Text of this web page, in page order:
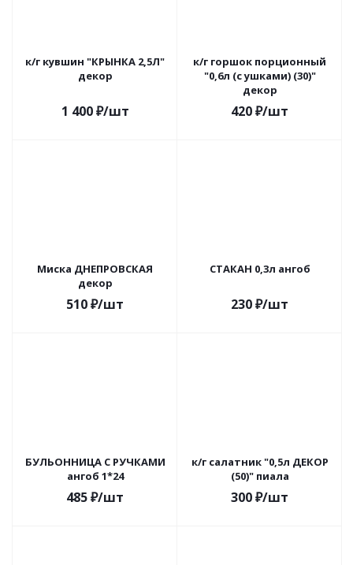
к/г кувшин "КРЫНКА 2,5Л"
декор
1 400₽/шт
к/г горшок порционный
"0,6л (с ушками) (30)"
декор
420₽/шт
Миска ДНЕПРОВСКАЯ
декор
510₽/шт
СТАКАН 0,3л ангоб
230₽/шт
БУЛЬОННИЦА С РУЧКАМИ
ангоб 1*24
485₽/шт
к/г салатник "0,5л ДЕКОР
(50)" пиала
300₽/шт